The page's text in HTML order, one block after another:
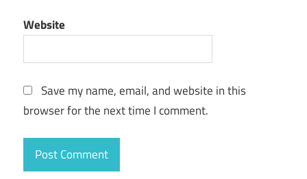
Website
Save my name, email, and website in this
browser for the next time I comment.